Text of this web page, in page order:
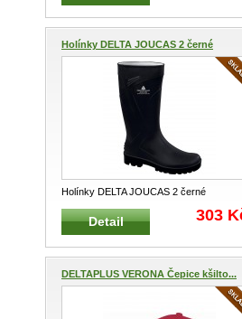
Holínky DELTA JOUCAS 2 černé
Holínky DELTA JOUCAS 2 černé
Chemicky odolná pracovní, vysoká
...
Detail 303
DELTAPLUS VERONA Čepice kšilto...